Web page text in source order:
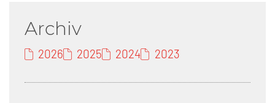
Archiv
2026 2025 2024 2023